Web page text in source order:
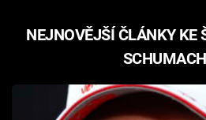
Filmy
NEJNOVĚJŠÍ ČLÁNKY KE